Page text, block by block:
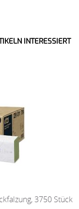
INTERESSIERT
3750 Stück